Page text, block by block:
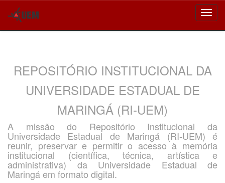
REPOSITÓRIO INSTITUCIONAL DA
UNIVERSIDADE ESTADUAL DE
MARINGÁ (RI-UEM)
A missão do Repositório Institucional da
Universidade Estadual de Maringá (RI-UEM) é
reunir, preservar e permitir o acesso à memória
institucional (científica, técnica, artística e
administrativa) da Universidade Estadual de
Maringá em formato digital.